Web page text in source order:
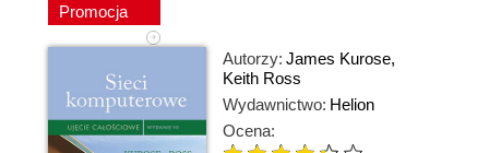
Promocja
Autorzy: James Kurose,
Keith Ross
Wydawnictwo: Helion
Ocena: